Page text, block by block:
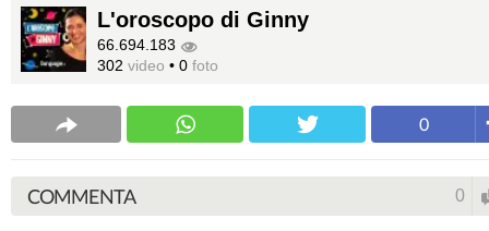
L'oroscopo di Ginny
66.694.183
302 video • 0 foto
0
COMMENTA 0